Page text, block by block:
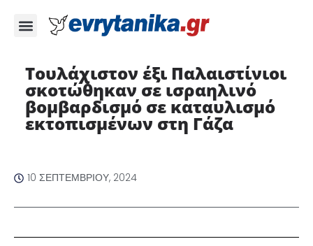
Τουλάχιστον έξι Παλαιστίνιοι
σκοτώθηκαν σε ισραηλινό
βομβαρδισμό σε καταυλισμό
εκτοπισμένων στη Γάζα
10 ΣΕΠΤΕΜΒΡΊΟΥ, 2024